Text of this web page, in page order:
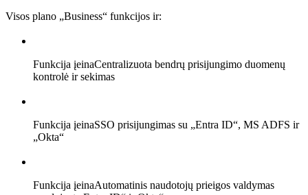
Visos plano „Business“ funkcijos ir:
Funkcija įeinaCentralizuota bendrų prisijungimo duomenų
kontrolė ir sekimas
Funkcija įeinaSSO prisijungimas su „Entra ID“, MS ADFS ir
„Okta“
Funkcija įeinaAutomatinis naudotojų prieigos valdymas